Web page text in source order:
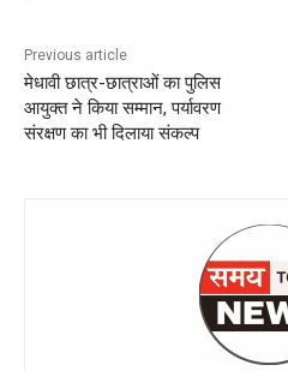
Previous article
मेधावी छात्र-छात्राओं का पुलिस
आयुक्त ने किया सम्मान, पर्यावरण
संरक्षण का भी दिलाया संकल्प